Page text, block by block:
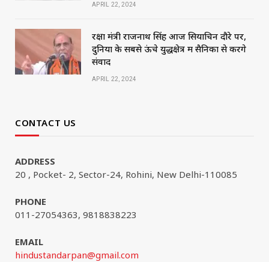
APRIL 22, 2024
रक्षा मंत्री राजनाथ सिंह आज सियाचिन दौरे पर,
दुनिया के सबसे ऊंचे युद्धक्षेत्र में सैनिकों से करेंगे
संवाद
APRIL 22, 2024
CONTACT US
ADDRESS
20 , Pocket- 2, Sector-24, Rohini, New Delhi-110085
PHONE
011-27054363, 9818838223
EMAIL
hindustandarpan@gmail.com